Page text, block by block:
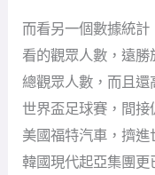
而看另一個數據統
看的觀眾人數，遠
總觀眾人數，而且
世界盃足球賽，間
美國福特汽車，擠進
韓國現代起亞集團更